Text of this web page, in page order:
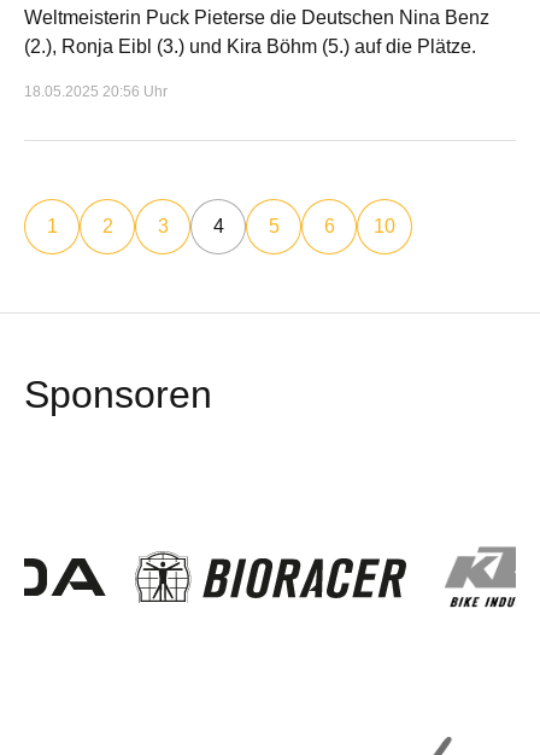
Weltmeisterin Puck Pieterse die Deutschen Nina Benz
(2.), Ronja Eibl (3.) und Kira Böhm (5.) auf die Plätze.
18.05.2025 20:56 Uhr
1 2 3 4 5 6 10
Sponsoren